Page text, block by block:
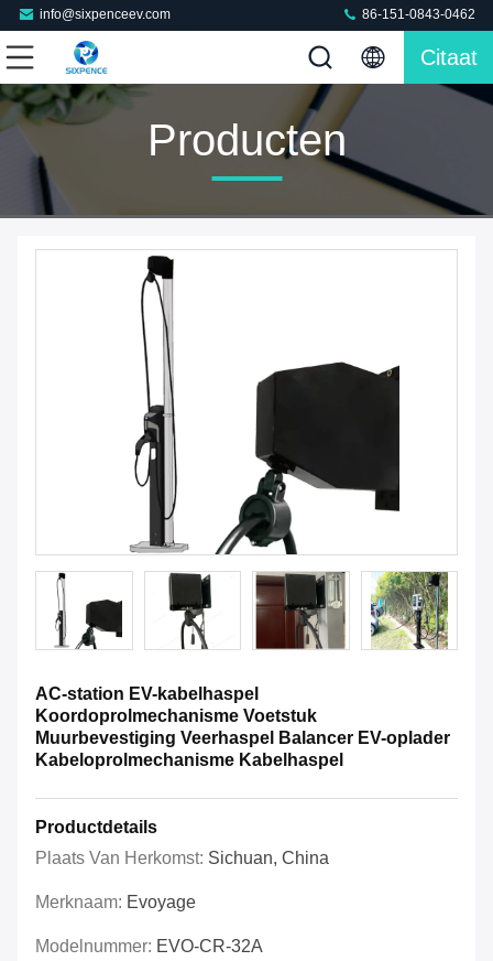
info@sixpenceev.com 86-151-0843-0462
Citaat
Producten
AC-station EV-kabelhaspel
Koordoprolmechanisme Voetstuk
Muurbevestiging Veerhaspel Balancer EV-oplader
Kabeloprolmechanisme Kabelhaspel
Productdetails
Plaats Van Herkomst: Sichuan, China
Merknaam: Evoyage
Modelnummer: EVO-CR-32A